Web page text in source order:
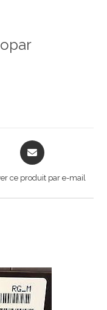
Opens
in
new
ce produit par e-mail